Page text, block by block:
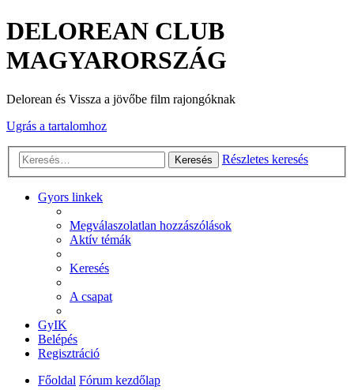
DELOREAN CLUB
MAGYARORSZÁG
Delorean és Vissza a jövőbe film rajongóknak
Ugrás a tartalomhoz
Keresés Részletes keresés
Gyors linkek
Megválaszolatlan hozzászólások
Aktív témák
Keresés
A csapat
GyIK
Belépés
Regisztráció
Főoldal Fórum kezdőlap